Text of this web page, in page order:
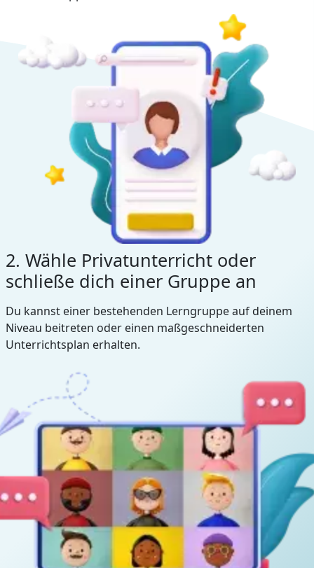
2. Wähle Privatunterricht oder
schließe dich einer Gruppe an
Du kannst einer bestehenden Lerngruppe auf deinem
Niveau beitreten oder einen maßgeschneiderten
Unterrichtsplan erhalten.